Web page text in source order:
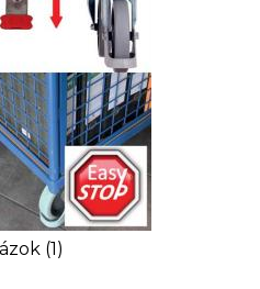
(1)